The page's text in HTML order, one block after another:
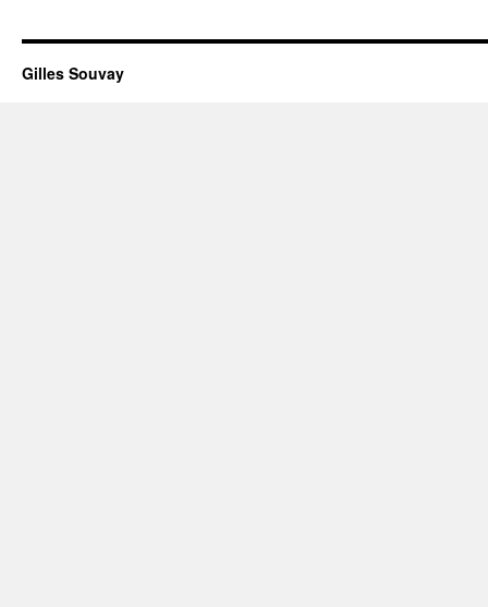
Gilles Souvay